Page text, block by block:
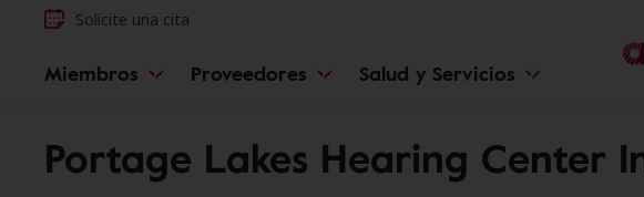
Solicite una cita
Miembros Proveedores Salud y Servicios
Portage Lakes Hearing Center